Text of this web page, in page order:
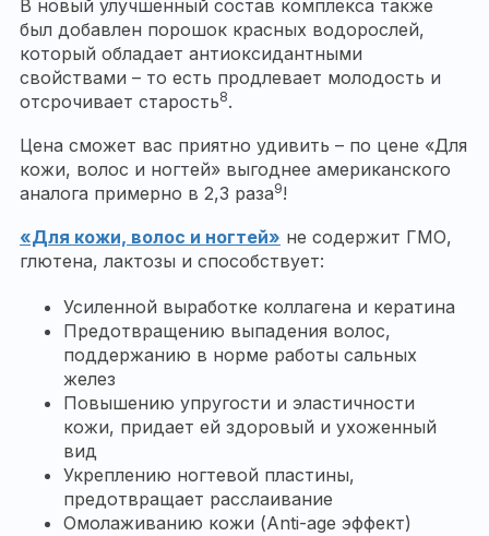
В новый улучшенный состав комплекса также
был добавлен порошок красных водорослей,
который обладает антиоксидантными
свойствами – то есть продлевает молодость и
отсрочивает старость8.
Цена сможет вас приятно удивить – по цене «Для
кожи, волос и ногтей» выгоднее американского
аналога примерно в 2,3 раза9!
«Для кожи, волос и ногтей» не содержит ГМО,
глютена, лактозы и способствует:
Усиленной выработке коллагена и кератина
Предотвращению выпадения волос,
поддержанию в норме работы сальных
желез
Повышению упругости и эластичности
кожи, придает ей здоровый и ухоженный
вид
Укреплению ногтевой пластины,
предотвращает расслаивание
Омолаживанию кожи (Anti-age эффект)